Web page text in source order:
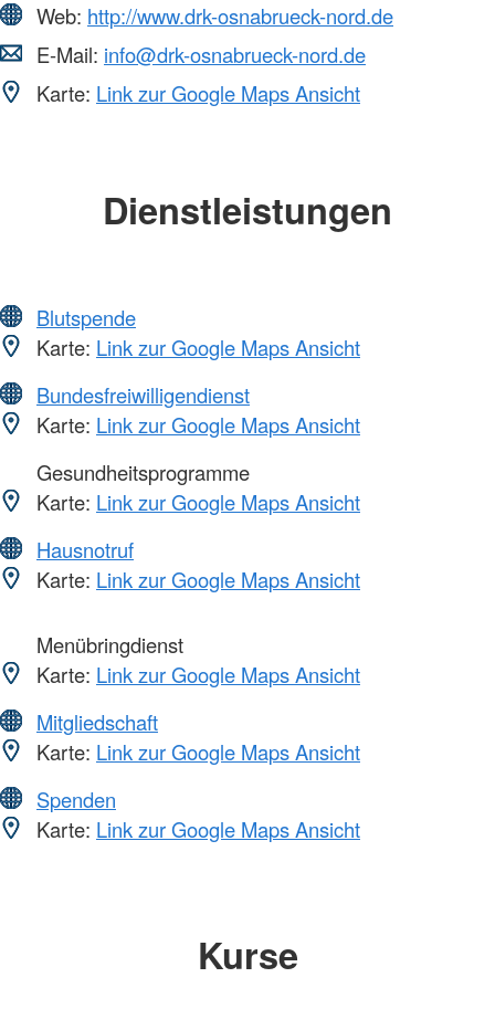
Web: http://www.drk-osnabrueck-nord.de
E-Mail: info@drk-osnabrueck-nord.de
Karte: Link zur Google Maps Ansicht
Dienstleistungen
Blutspende
Karte: Link zur Google Maps Ansicht
Bundesfreiwilligendienst
Karte: Link zur Google Maps Ansicht
Gesundheitsprogramme
Karte: Link zur Google Maps Ansicht
Hausnotruf
Karte: Link zur Google Maps Ansicht
Menübringdienst
Karte: Link zur Google Maps Ansicht
Mitgliedschaft
Karte: Link zur Google Maps Ansicht
Spenden
Karte: Link zur Google Maps Ansicht
Kurse